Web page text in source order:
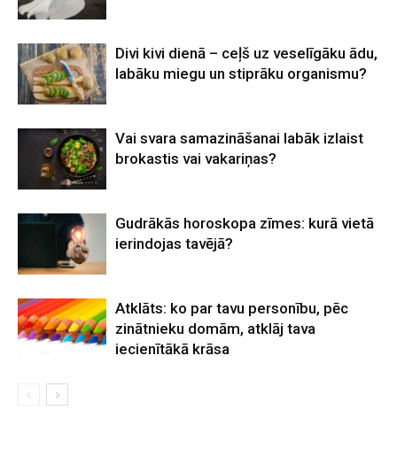
Divi kivi dienā – ceļš uz veselīgāku ādu,
labāku miegu un stiprāku organismu?
Vai svara samazināšanai labāk izlaist
brokastis vai vakariņas?
Gudrākās horoskopa zīmes: kurā vietā
ierindojas tavējā?
Atklāts: ko par tavu personību, pēc
zinātnieku domām, atklāj tava
iecienītākā krāsa